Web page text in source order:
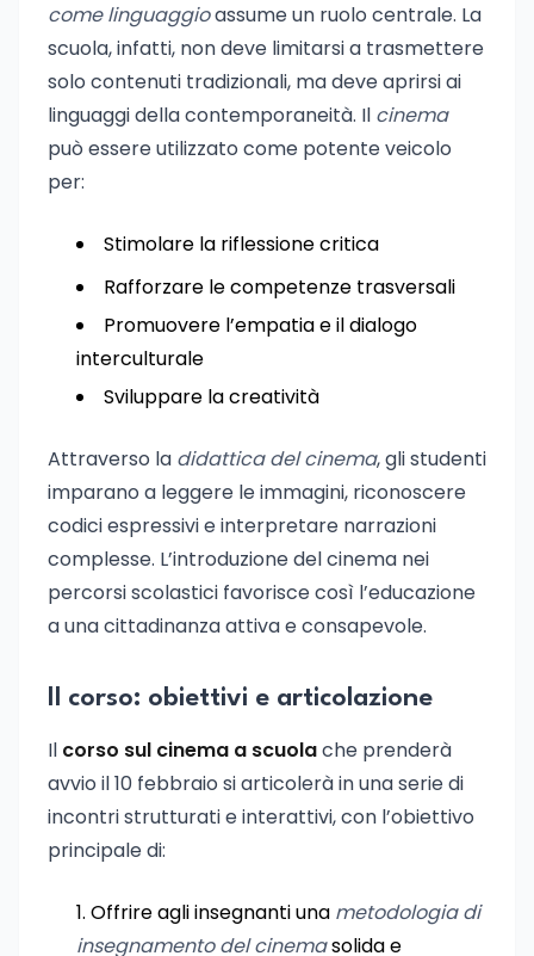
come linguaggioassume un ruolo centrale. La
scuola, infatti, non deve limitarsi a trasmettere
solo contenuti tradizionali, ma deve aprirsi ai
linguaggi della contemporaneità. Il cinema
può essere utilizzato come potente veicolo
per:
Stimolare la riflessione critica
Rafforzare le competenze trasversali
Promuovere l’empatia e il dialogo
interculturale
Sviluppare la creatività
Attraverso la didattica del cinema, gli studenti
imparano a leggere le immagini, riconoscere
codici espressivi e interpretare narrazioni
complesse. L’introduzione del cinema nei
percorsi scolastici favorisce così l’educazione
a una cittadinanza attiva e consapevole.
Il corso: obiettivi e articolazione
Il corso sul cinema a scuolache prenderà
avvio il 10 febbraio si articolerà in una serie di
incontri strutturati e interattivi, con l’obiettivo
principale di:
Offrire agli insegnanti una metodologia di
insegnamento del cinemasolida e